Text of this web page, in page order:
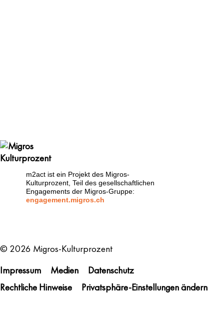
m2act ist ein Projekt des Migros-
Kulturprozent, Teil des gesellschaftlichen
Engagements der Migros-Gruppe:
engagement.migros.ch
© 2026 Migros-Kulturprozent
Metanavigation
Impressum
Medien
Datenschutz
Rechtliche Hinweise
Privatsphäre-Einstellungen ändern